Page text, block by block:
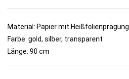
Material: Papier mit Heißfolienprägung
Farbe: gold, silber, transparent
Länge: 90 cm